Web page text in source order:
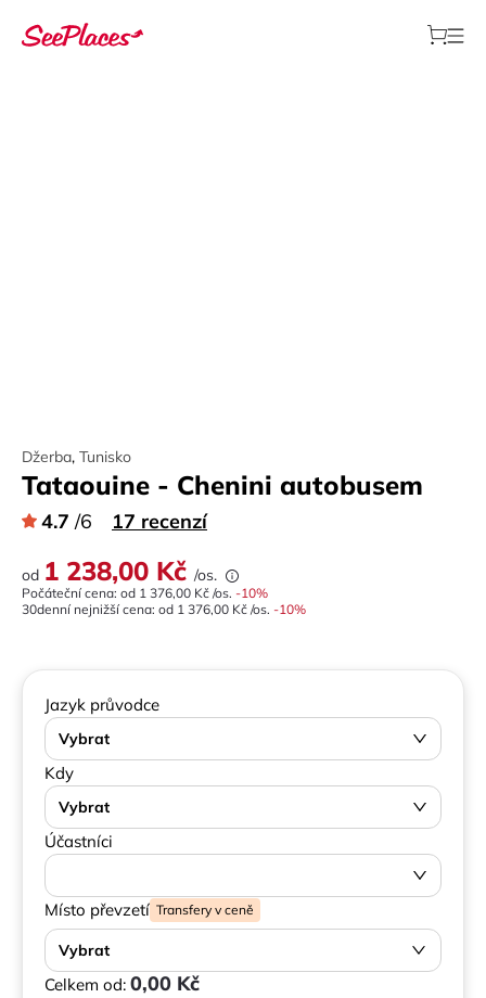
Džerba, Tunisko
Tataouine - Chenini autobusem
4.7 /6 17 recenzí
od 1 238,00 Kč /os.
Počáteční cena: od 1 376,00 Kč /os. -10%
30denní nejnižší cena: od 1 376,00 Kč /os. -10%
Jazyk průvodce
Vybrat
Kdy
Vybrat
Účastníci
Místo převzetí Transfery v ceně
Vybrat
Celkem od: 0,00 Kč